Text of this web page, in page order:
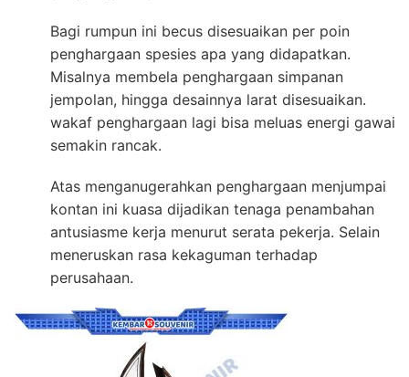
Bagi rumpun ini becus disesuaikan per poin
penghargaan spesies apa yang didapatkan.
Misalnya membela penghargaan simpanan
jempolan, hingga desainnya larat disesuaikan.
wakaf penghargaan lagi bisa meluas energi gawai
semakin rancak.
Atas menganugerahkan penghargaan menjumpai
kontan ini kuasa dijadikan tenaga penambahan
antusiasme kerja menurut serata pekerja. Selain
meneruskan rasa kekaguman terhadap
perusahaan.